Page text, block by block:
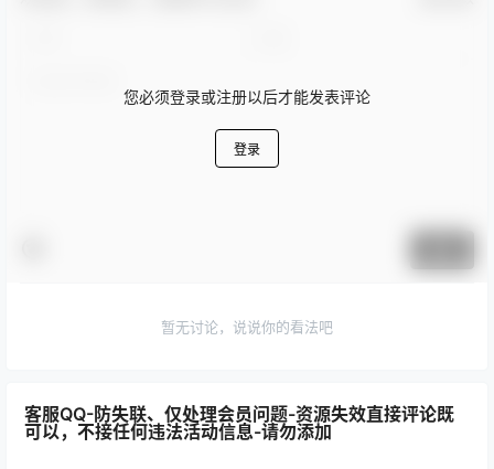
您必须登录或注册以后才能发表评论
登录
暂无讨论，说说你的看法吧
客服QQ-防失联、仅处理会员问题-资源失效直接评论既
可以，不接任何违法活动信息-请勿添加